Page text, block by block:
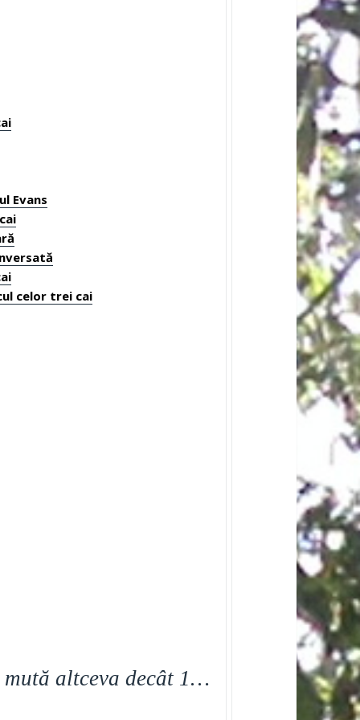
Evans
celor trei cai
mută altceva decât 1…